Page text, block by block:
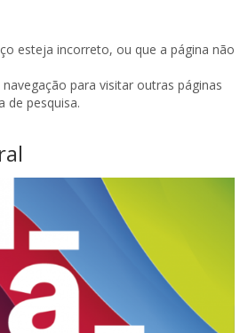
esteja incorreto, ou que a página não
para visitar outras páginas
de pesquisa.